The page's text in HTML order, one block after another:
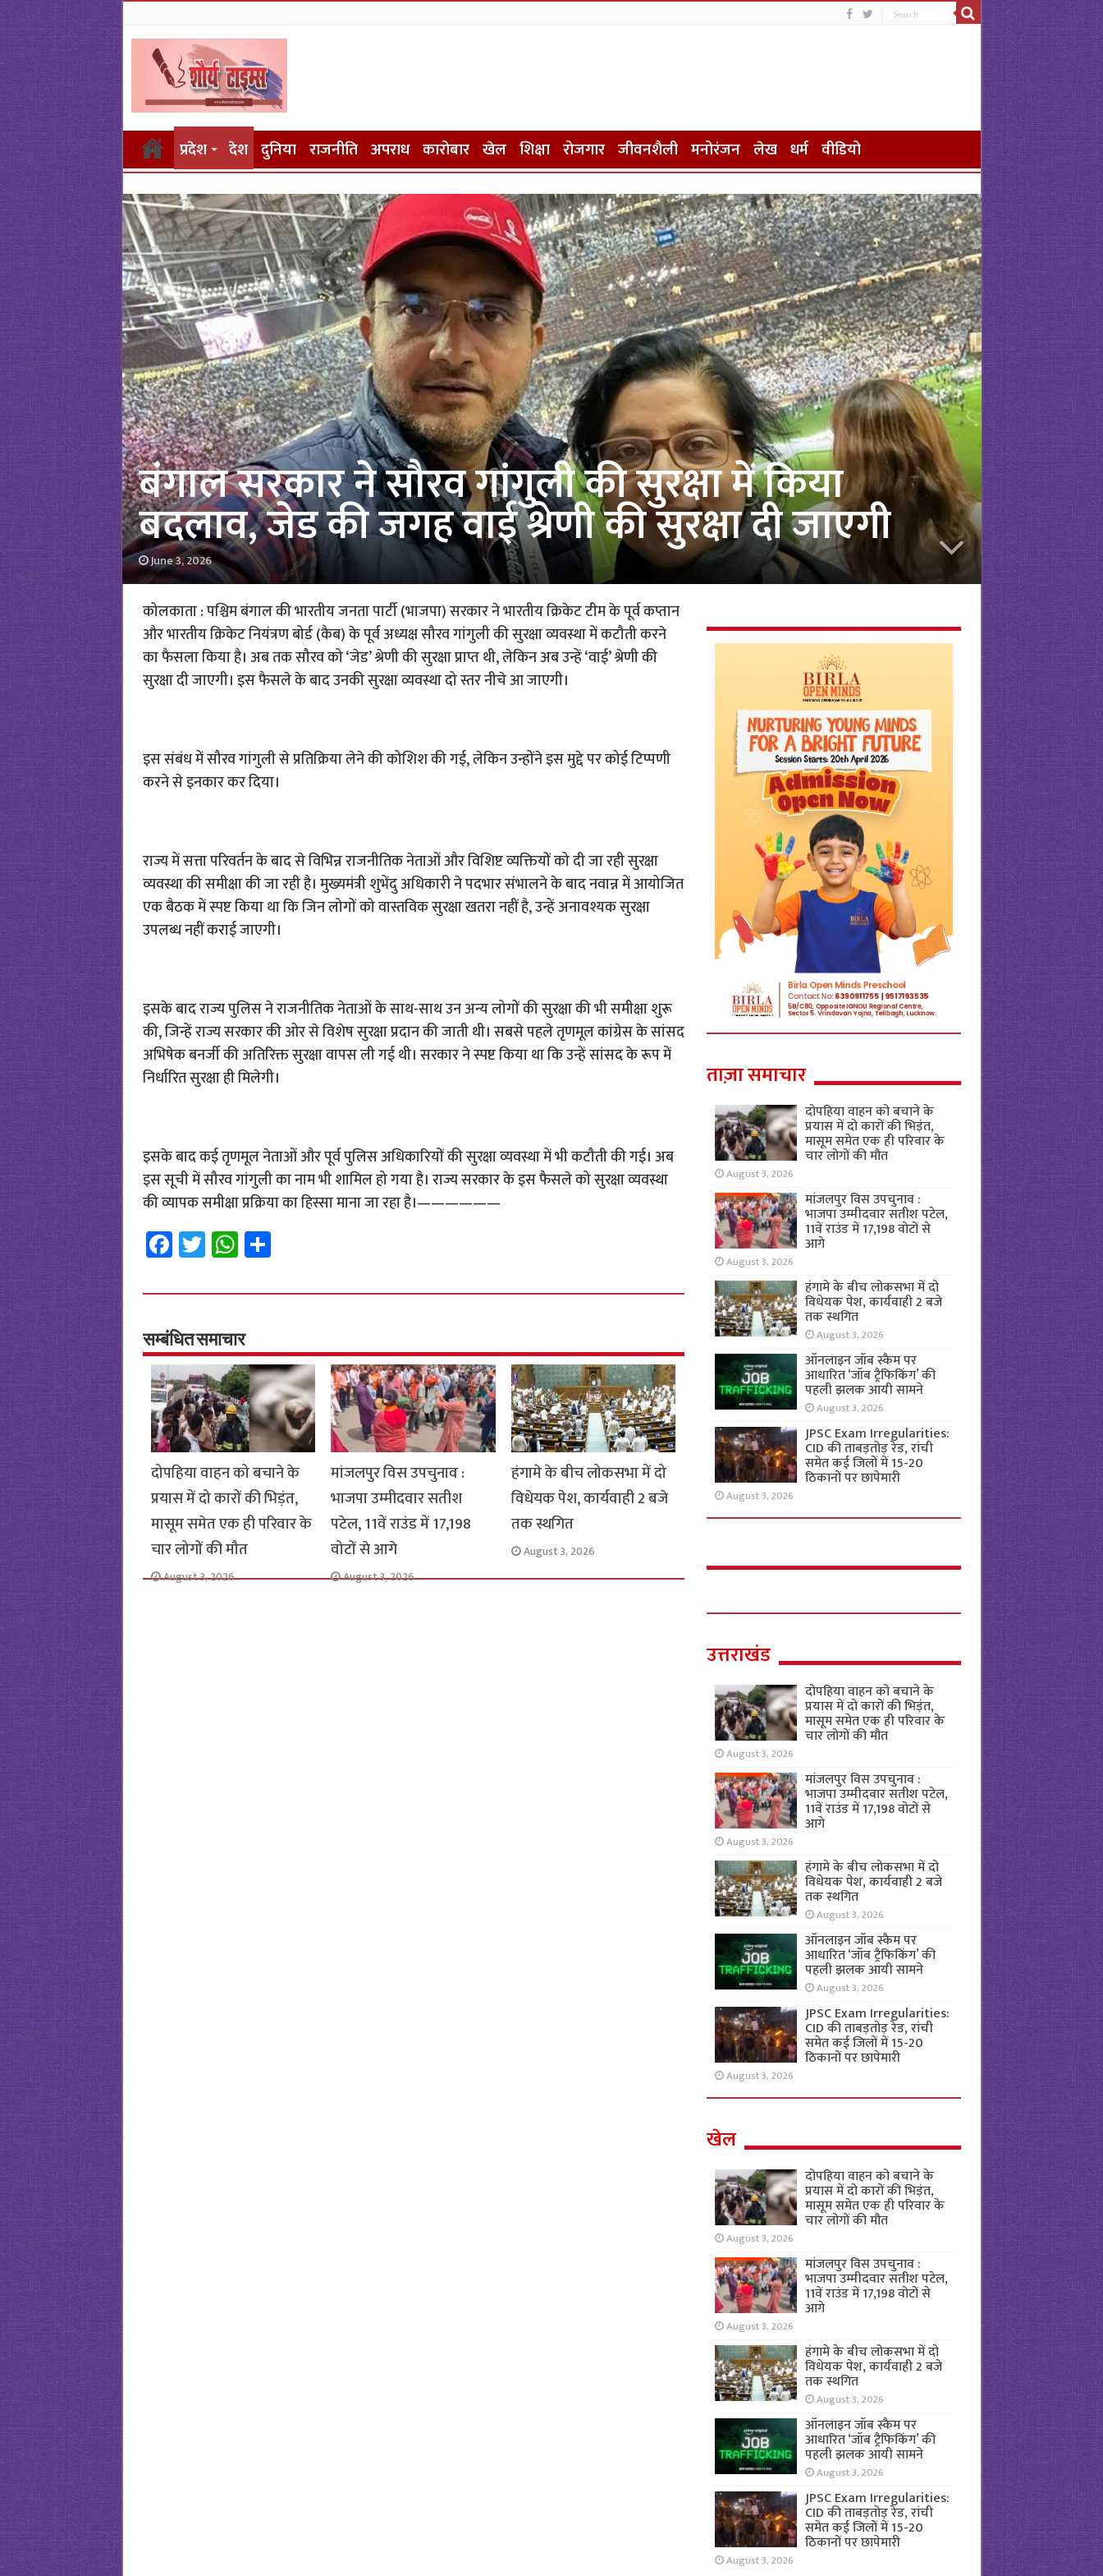
प्रदेश देश दुनिया राजनीति अपराध कारोबार खेल शिक्षा रोजगार जीवनशैली मनोरंजन लेख धर्म वीडियो
बंगाल सरकार ने सौरव गांगुली की सुरक्षा में किया
बदलाव, जेड की जगह वाई श्रेणी की सुरक्षा दी जाएगी
June 3, 2026
कोलकाता : पश्चिम बंगाल की भारतीय जनता पार्टी (भाजपा) सरकार ने भारतीय क्रिकेट टीम के पूर्व कप्तान
और भारतीय क्रिकेट नियंत्रण बोर्ड (कैब) के पूर्व अध्यक्ष सौरव गांगुली की सुरक्षा व्यवस्था में कटौती करने
का फैसला किया है। अब तक सौरव को ‘जेड’ श्रेणी की सुरक्षा प्राप्त थी, लेकिन अब उन्हें ‘वाई’ श्रेणी की
सुरक्षा दी जाएगी। इस फैसले के बाद उनकी सुरक्षा व्यवस्था दो स्तर नीचे आ जाएगी।
इस संबंध में सौरव गांगुली से प्रतिक्रिया लेने की कोशिश की गई, लेकिन उन्होंने इस मुद्दे पर कोई टिप्पणी
करने से इनकार कर दिया।
राज्य में सत्ता परिवर्तन के बाद से विभिन्न राजनीतिक नेताओं और विशिष्ट व्यक्तियों को दी जा रही सुरक्षा
व्यवस्था की समीक्षा की जा रही है। मुख्यमंत्री शुभेंदु अधिकारी ने पदभार संभालने के बाद नवान्न में आयोजित
एक बैठक में स्पष्ट किया था कि जिन लोगों को वास्तविक सुरक्षा खतरा नहीं है, उन्हें अनावश्यक सुरक्षा
उपलब्ध नहीं कराई जाएगी।
इसके बाद राज्य पुलिस ने राजनीतिक नेताओं के साथ-साथ उन अन्य लोगों की सुरक्षा की भी समीक्षा शुरू
की, जिन्हें राज्य सरकार की ओर से विशेष सुरक्षा प्रदान की जाती थी। सबसे पहले तृणमूल कांग्रेस के सांसद
अभिषेक बनर्जी की अतिरिक्त सुरक्षा वापस ली गई थी। सरकार ने स्पष्ट किया था कि उन्हें सांसद के रूप में
निर्धारित सुरक्षा ही मिलेगी।
इसके बाद कई तृणमूल नेताओं और पूर्व पुलिस अधिकारियों की सुरक्षा व्यवस्था में भी कटौती की गई। अब
इस सूची में सौरव गांगुली का नाम भी शामिल हो गया है। राज्य सरकार के इस फैसले को सुरक्षा व्यवस्था
की व्यापक समीक्षा प्रक्रिया का हिस्सा माना जा रहा है।——————
Fa
ce
b
o
o
k
T
wi
tt
er
W
h
at
sA
p
p
S
h
ar
सम्बंधित समाचार
दोपहिया वाहन को बचाने के
प्रयास में दो कारों की भिड़ंत,
मासूम समेत एक ही परिवार के
चार लोगों की मौत
August 3, 2026
मांजलपुर विस उपचुनाव :
भाजपा उम्मीदवार सतीश
पटेल, 11वें राउंड में 17,198
वोटों से आगे
August 3, 2026
हंगामे के बीच लोकसभा में दो
विधेयक पेश, कार्यवाही 2 बजे
तक स्थगित
August 3, 2026
ताज़ा समाचार
दोपहिया वाहन को बचाने के
प्रयास में दो कारों की भिड़ंत,
मासूम समेत एक ही परिवार के
चार लोगों की मौत
August 3, 2026
मांजलपुर विस उपचुनाव :
भाजपा उम्मीदवार सतीश पटेल,
11वें राउंड में 17,198 वोटों से
आगे
August 3, 2026
हंगामे के बीच लोकसभा में दो
विधेयक पेश, कार्यवाही 2 बजे
तक स्थगित
August 3, 2026
ऑनलाइन जॉब स्कैम पर
आधारित ‘जॉब ट्रैफिकिंग’ की
पहली झलक आयी सामने
August 3, 2026
JPSC Exam Irregularities:
CID की ताबड़तोड़ रेड, रांची
समेत कई जिलों में 15-20
ठिकानों पर छापेमारी
August 3, 2026
उत्तराखंड
दोपहिया वाहन को बचाने के
प्रयास में दो कारों की भिड़ंत,
मासूम समेत एक ही परिवार के
चार लोगों की मौत
August 3, 2026
मांजलपुर विस उपचुनाव :
भाजपा उम्मीदवार सतीश पटेल,
11वें राउंड में 17,198 वोटों से
आगे
August 3, 2026
हंगामे के बीच लोकसभा में दो
विधेयक पेश, कार्यवाही 2 बजे
तक स्थगित
August 3, 2026
ऑनलाइन जॉब स्कैम पर
आधारित ‘जॉब ट्रैफिकिंग’ की
पहली झलक आयी सामने
August 3, 2026
JPSC Exam Irregularities:
CID की ताबड़तोड़ रेड, रांची
समेत कई जिलों में 15-20
ठिकानों पर छापेमारी
August 3, 2026
खेल
दोपहिया वाहन को बचाने के
प्रयास में दो कारों की भिड़ंत,
मासूम समेत एक ही परिवार के
चार लोगों की मौत
August 3, 2026
मांजलपुर विस उपचुनाव :
भाजपा उम्मीदवार सतीश पटेल,
11वें राउंड में 17,198 वोटों से
आगे
August 3, 2026
हंगामे के बीच लोकसभा में दो
विधेयक पेश, कार्यवाही 2 बजे
तक स्थगित
August 3, 2026
ऑनलाइन जॉब स्कैम पर
आधारित ‘जॉब ट्रैफिकिंग’ की
पहली झलक आयी सामने
August 3, 2026
JPSC Exam Irregularities:
CID की ताबड़तोड़ रेड, रांची
समेत कई जिलों में 15-20
ठिकानों पर छापेमारी
August 3, 2026